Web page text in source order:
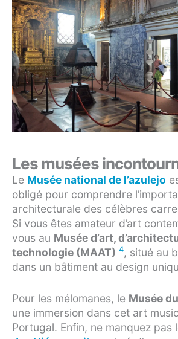
Les musées
Le Musée national de l’azulejo
obligé pour comprendre
architecturale des célèbres
Si vous êtes amateur d’art
vous au Musée d’art,
technologie (MAAT) 4, situé au
dans un bâtiment au design
Pour les mélomanes, le Musée
une immersion dans cet art
Portugal. Enfin, ne manquez pas